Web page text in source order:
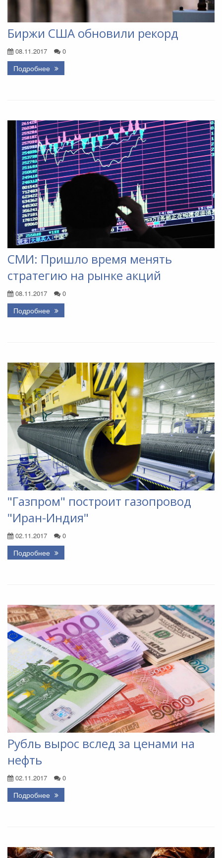
Биржи США обновили рекорд
08.11.2017 0
Подробнее
СМИ: Пришло время менять
стратегию на рынке акций
08.11.2017 0
Подробнее
"Газпром" построит газопровод
"Иран-Индия"
02.11.2017 0
Подробнее
Рубль вырос вслед за ценами на
нефть
02.11.2017 0
Подробнее